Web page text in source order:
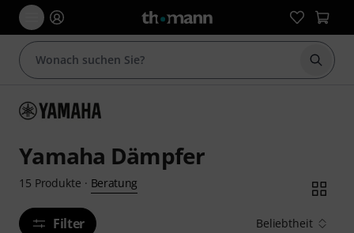
Suche
Yamaha Dämpfer
15 Produkte · Beratung
Filter Beliebtheit